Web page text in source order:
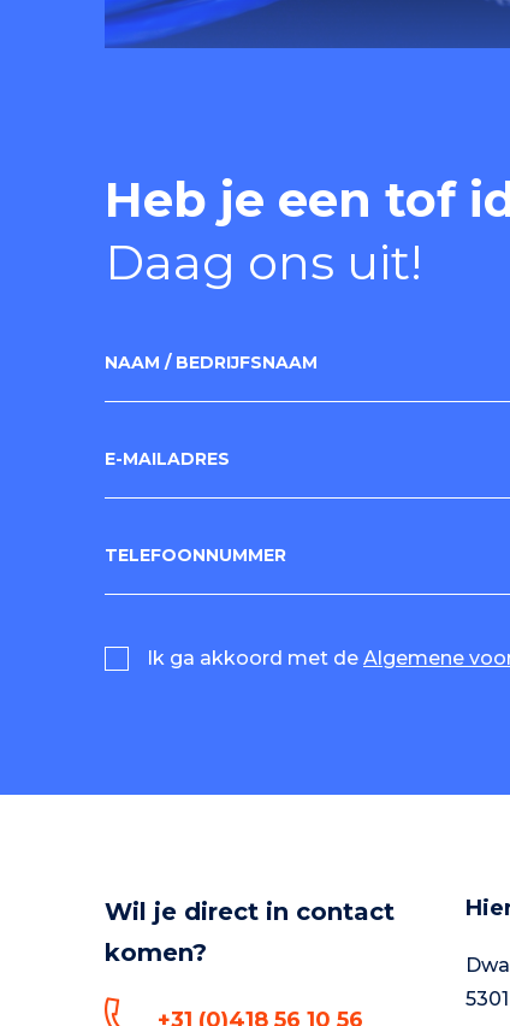
Heb je een tof
Daag ons uit!
NAAM / BEDRIJFSNAAM
E-MAILADRES
TELEFOONNUMMER
Ik ga akkoord met de Algemene
Wil je direct in contact
komen?
+31 (0)418 56 10 56